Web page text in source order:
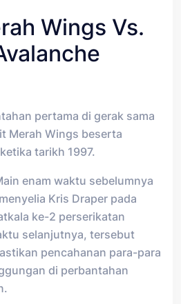
Wings Vs.
pertama di gerak sama
Merah Wings beserta
tarikh 1997.
enam waktu sebelumnya
Kris Draper pada
ke-2 perserikatan
selanjutnya, tersebut
pencahanan para-para
di perbantahan